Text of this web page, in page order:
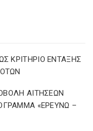
ΚΡΙΤΗΡΙΟ ΕΝΤΑΞΗΣ
ΑΙΤΗΣΕΩΝ
«ΕΡΕΥΝΩ –